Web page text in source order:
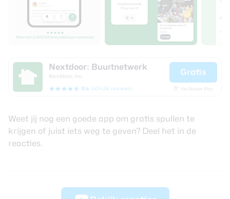
Nextdoor: Buurtnetwerk
Nextdoor, Inc.
8.4 (424.9k reviews)
Gratis
Via Google Play
Weet jij nog een goede app om gratis spullen te
krijgen of juist iets weg te geven? Deel het in de
reacties.